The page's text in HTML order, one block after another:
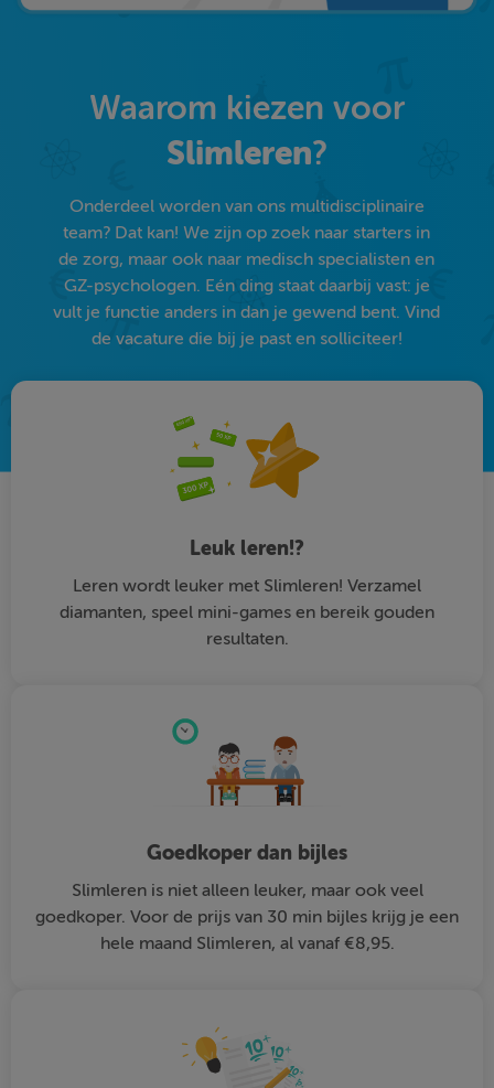
Waarom kiezen voor
Slimleren?
Onderdeel worden van ons multidisciplinaire
team? Dat kan! We zijn op zoek naar starters in
de zorg, maar ook naar medisch specialisten en
GZ-psychologen. Eén ding staat daarbij vast: je
vult je functie anders in dan je gewend bent. Vind
de vacature die bij je past en solliciteer!
Leuk leren!?
Leren wordt leuker met Slimleren! Verzamel
diamanten, speel mini-games en bereik gouden
resultaten.
Goedkoper dan bijles
Slimleren is niet alleen leuker, maar ook veel
goedkoper. Voor de prijs van 30 min bijles krijg je een
hele maand Slimleren, al vanaf €8,95.